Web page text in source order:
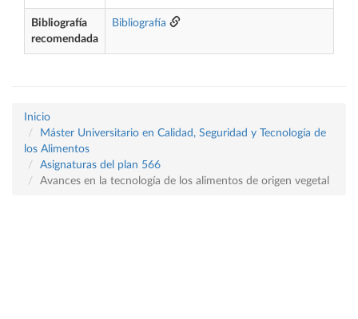
Bibliografía
recomendada
Bibliografía
Inicio
Máster Universitario en Calidad, Seguridad y Tecnología de
los Alimentos
Asignaturas del plan 566
Avances en la tecnología de los alimentos de origen vegetal